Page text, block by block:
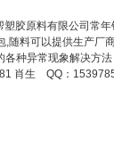
胶原料有限公司常
料可以提供生产厂
种异常现象解决方
肖生 QQ：